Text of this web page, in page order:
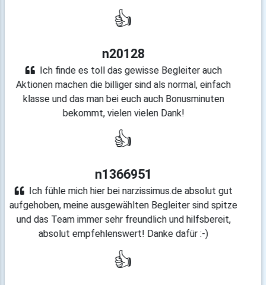
👍
n4454829
Liebes Team! Vielen lieben Dank für diese super
Arbeit auf narzissimus.de! Eure Aktionen sind immer der
Knüller! Danke nochmal....
Es liegt mir am Herzen einmal meine Zufriedenheit
mitzuteilen. Gestern telefonierte ich mit einer
Begleiterin und sagte ihr schon, dass ich dieses Portal
hier sehr angenehm empfinde. Es ist von der
Aufmachung her nicht so kommerziell, und die Begleiter
empfinde ich als sehr professionell und kompetent. Ich
komme immer wieder gerne auf narzissimus.de zurück.